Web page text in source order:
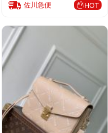
佐川急便 HOT